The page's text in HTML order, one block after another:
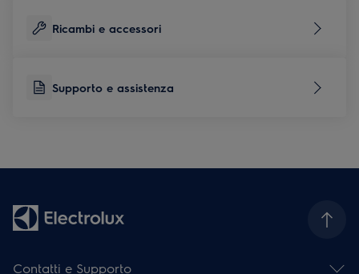
Ricambi e accessori
Supporto e assistenza
Contatti e Supporto